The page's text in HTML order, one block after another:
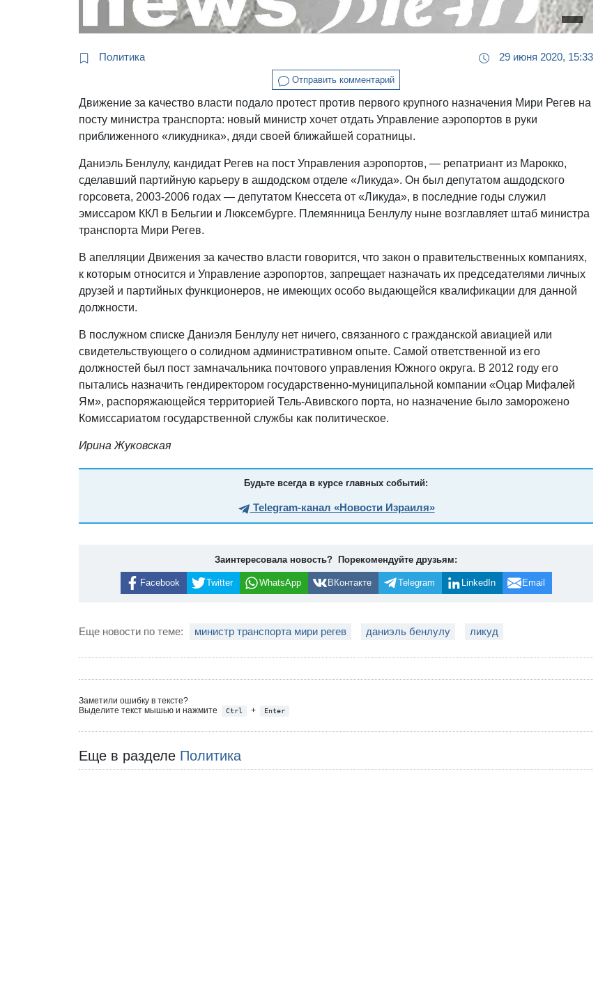
Политика 29 июня 2020, 15:33
Отправить комментарий
Движение за качество власти подало протест против первого крупного назначения Мири Регев на
посту министра транспорта: новый министр хочет отдать Управление аэропортов в руки
приближенного «ликудника», дяди своей ближайшей соратницы.
Даниэль Бенлулу, кандидат Регев на пост Управления аэропортов, — репатриант из Марокко,
сделавший партийную карьеру в ашдодском отделе «Ликуда». Он был депутатом ашдодского
горсовета, 2003-2006 годах — депутатом Кнессета от «Ликуда», в последние годы служил
эмиссаром ККЛ в Бельгии и Люксембурге. Племянница Бенлулу ныне возглавляет штаб министра
транспорта Мири Регев.
В апелляции Движения за качество власти говорится, что закон о правительственных компаниях,
к которым относится и Управление аэропортов, запрещает назначать их председателями личных
друзей и партийных функционеров, не имеющих особо выдающейся квалификации для данной
должности.
В послужном списке Даниэля Бенлулу нет ничего, связанного с гражданской авиацией или
свидетельствующего о солидном административном опыте. Самой ответственной из его
должностей был пост замначальника почтового управления Южного округа. В 2012 году его
пытались назначить гендиректором государственно-муниципальной компании «Оцар Мифалей
Ям», распоряжающейся территорией Тель-Авивского порта, но назначение было заморожено
Комиссариатом государственной службы как политическое.
Ирина Жуковская
Будьте всегда в курсе главных событий:
Telegram-канал «Новости Израиля»
Заинтересовала новость? Порекомендуйте друзьям:
Facebook Twitter WhatsApp ВКонтакте Telegram LinkedIn Email
Еще новости по теме: министр транспорта мири регев даниэль бенлулу ликуд
Заметили ошибку в тексте?
Выделите текст мышью и нажмите
Ctrl + Enter
Еще в разделе Политика